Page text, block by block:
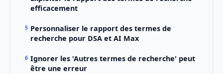
efficacement
Personnaliser le rapport des termes de
recherche pour DSA et AI Max
Ignorer les 'Autres termes de recherche' peut
être une erreur